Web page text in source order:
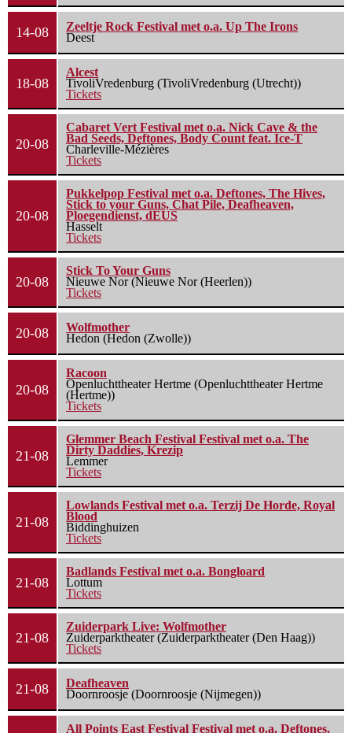
14-08
Zeeltje Rock Festival met o.a. Up The Irons
Deest
18-08
Alcest
TivoliVredenburg (TivoliVredenburg (Utrecht))
Tickets
20-08
Cabaret Vert Festival met o.a. Nick Cave & the
Bad Seeds, Deftones, Body Count feat. Ice-T
Charleville-Mézières
Tickets
20-08
Pukkelpop Festival met o.a. Deftones, The Hives,
Stick to your Guns, Chat Pile, Deafheaven,
Ploegendienst, dEUS
Hasselt
Tickets
20-08
Stick To Your Guns
Nieuwe Nor (Nieuwe Nor (Heerlen))
Tickets
20-08
Wolfmother
Hedon (Hedon (Zwolle))
20-08
Racoon
Openluchttheater Hertme (Openluchttheater Hertme
(Hertme))
Tickets
21-08
Glemmer Beach Festival Festival met o.a. The
Dirty Daddies, Krezip
Lemmer
Tickets
21-08
Lowlands Festival met o.a. Terzij De Horde, Royal
Blood
Biddinghuizen
Tickets
21-08
Badlands Festival met o.a. Bongloard
Lottum
Tickets
21-08
Zuiderpark Live: Wolfmother
Zuiderparktheater (Zuiderparktheater (Den Haag))
Tickets
21-08
Deafheaven
Doornroosje (Doornroosje (Nijmegen))
All Points East Festival Festival met o.a. Deftones,